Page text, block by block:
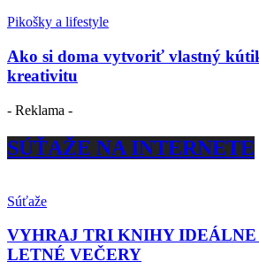
Pikošky a lifestyle
Ako si doma vytvoriť vlastný
kreativitu
- Reklama -
SÚŤAŽE NA INTERNETE
Súťaže
VYHRAJ TRI KNIHY IDEÁLNE
LETNÉ VEČERY